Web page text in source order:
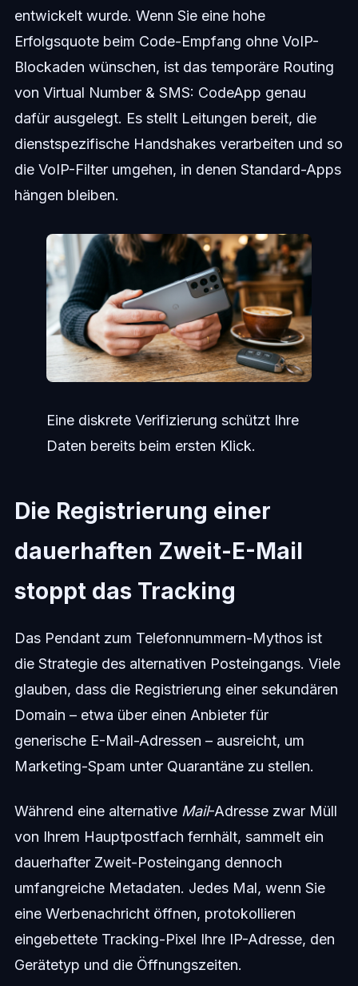
entwickelt wurde. Wenn Sie eine hohe
Erfolgsquote beim Code-Empfang ohne VoIP-
Blockaden wünschen, ist das temporäre Routing
von Virtual Number & SMS: CodeApp genau
dafür ausgelegt. Es stellt Leitungen bereit, die
dienstspezifische Handshakes verarbeiten und so
die VoIP-Filter umgehen, in denen Standard-Apps
hängen bleiben.
Eine diskrete Verifizierung schützt Ihre
Daten bereits beim ersten Klick.
Die Registrierung einer
dauerhaften Zweit-E-Mail
stoppt das Tracking
Das Pendant zum Telefonnummern-Mythos ist
die Strategie des alternativen Posteingangs. Viele
glauben, dass die Registrierung einer sekundären
Domain – etwa über einen Anbieter für
generische E-Mail-Adressen – ausreicht, um
Marketing-Spam unter Quarantäne zu stellen.
Während eine alternative Mail-Adresse zwar Müll
von Ihrem Hauptpostfach fernhält, sammelt ein
dauerhafter Zweit-Posteingang dennoch
umfangreiche Metadaten. Jedes Mal, wenn Sie
eine Werbenachricht öffnen, protokollieren
eingebettete Tracking-Pixel Ihre IP-Adresse, den
Gerätetyp und die Öffnungszeiten.